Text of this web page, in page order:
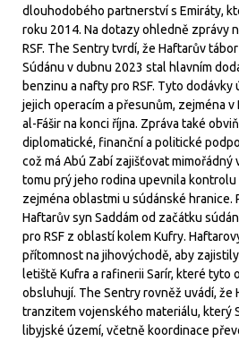
dlouhodobého partnerství s Emiráty,
roku 2014. Na dotazy ohledně zprávy
RSF. The Sentry tvrdí, že Haftarův
Súdánu v dubnu 2023 stal hlavním
benzinu a nafty pro RSF. Tyto
jejich operacím a přesunům, zejména
al-Fášir na konci října. Zpráva také
diplomatické, finanční a politické
což má Abú Zabí zajišťovat mimořádný
tomu prý jeho rodina upevnila kontrolu
zejména oblastmi u súdánské hranice.
Haftarův syn Saddám od začátku
pro RSF z oblastí kolem Kufry.
přítomnost na jihovýchodě, aby
letiště Kufra a rafinerii Sarír, které tyto
obsluhují. The Sentry rovněž uvádí, že
tranzitem vojenského materiálu, který
libyjské území, včetně koordinace